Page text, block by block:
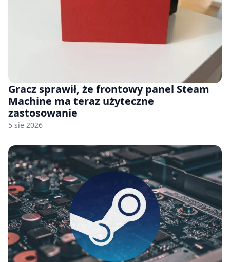
Gracz sprawił, że frontowy panel Steam
Machine ma teraz użyteczne
zastosowanie
5 sie 2026